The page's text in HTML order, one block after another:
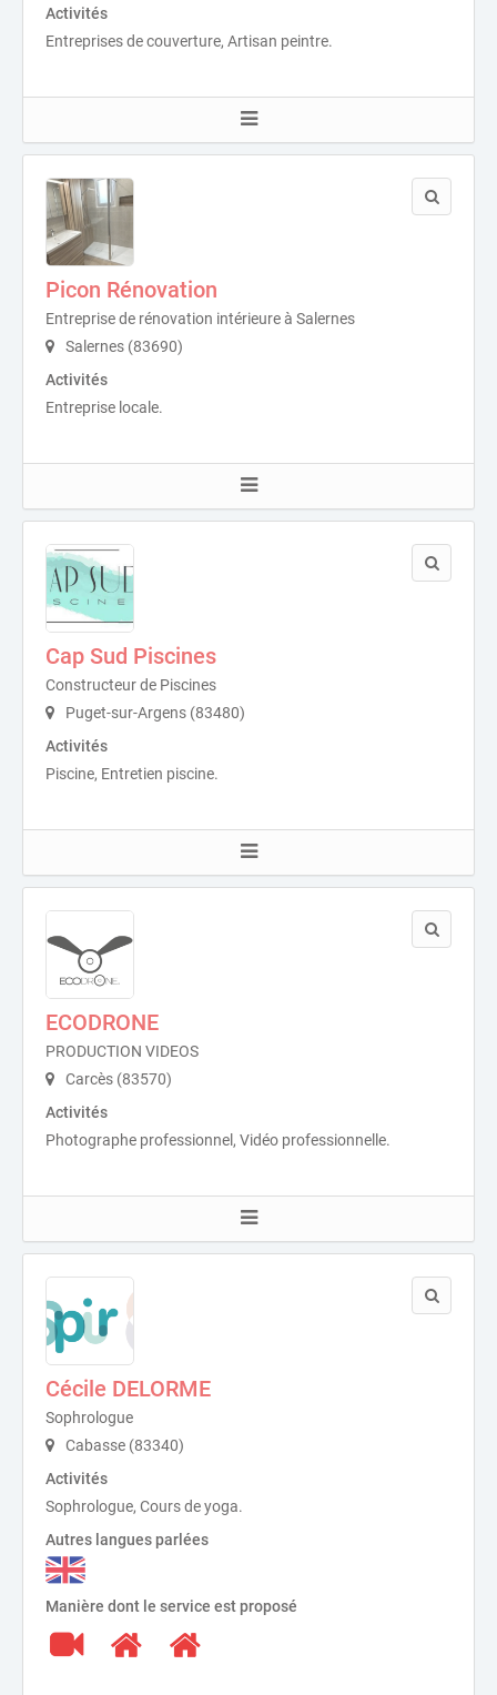
Activités
Entreprises de couverture, Artisan peintre.
Picon Rénovation
Entreprise de rénovation intérieure à Salernes
Salernes (83690)
Activités
Entreprise locale.
Cap Sud Piscines
Constructeur de Piscines
Puget-sur-Argens (83480)
Activités
Piscine, Entretien piscine.
ECODRONE
PRODUCTION VIDEOS
Carcès (83570)
Activités
Photographe professionnel, Vidéo professionnelle.
Cécile DELORME
Sophrologue
Cabasse (83340)
Activités
Sophrologue, Cours de yoga.
Autres langues parlées
Manière dont le service est proposé